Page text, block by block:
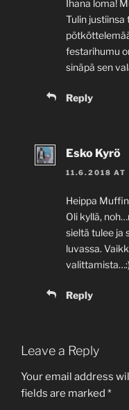
Ihana loma!
Tulin justiinsa
festarihumu
sinäpä sen
Reply
Esko Kyrö
11.6.2018 AT
Heippa
Oli kyllä,
sieltä tulee ja
luvassa.
valittamista…:)
Reply
Leave a Reply
Your email address
fields are marked *